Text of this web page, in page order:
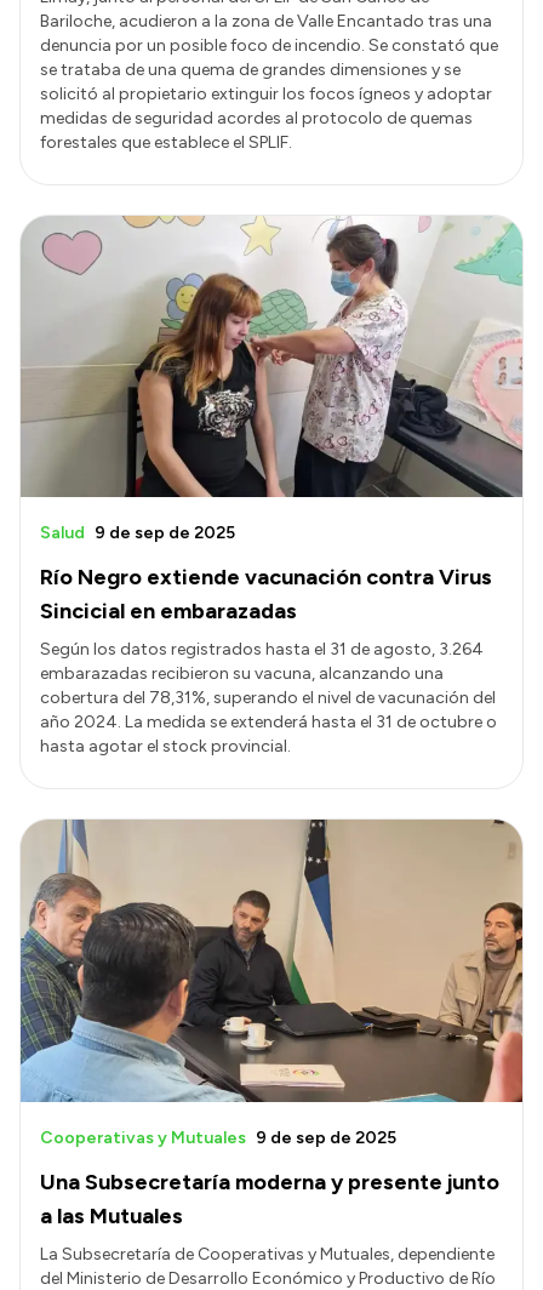
Bariloche, acudieron a la zona de Valle Encantado tras una
denuncia por un posible foco de incendio. Se constató que
se trataba de una quema de grandes dimensiones y se
solicitó al propietario extinguir los focos ígneos y adoptar
medidas de seguridad acordes al protocolo de quemas
forestales que establece el SPLIF.
Río Negro extiende vacunación contra Virus
Sincicial en embarazadas
Salud 9 de sep de 2025
Según los datos registrados hasta el 31 de agosto, 3.264
embarazadas recibieron su vacuna, alcanzando una
cobertura del 78,31%, superando el nivel de vacunación del
año 2024. La medida se extenderá hasta el 31 de octubre o
hasta agotar el stock provincial.
Una Subsecretaría moderna y presente junto
a las Mutuales
Cooperativas y Mutuales 9 de sep de 2025
La Subsecretaría de Cooperativas y Mutuales, dependiente
del Ministerio de Desarrollo Económico y Productivo de Río